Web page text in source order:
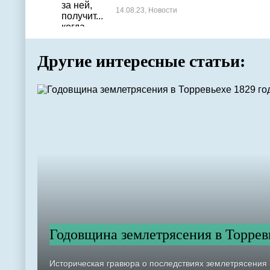
14.08.23, Новости
Другие интересные статьи:
Годовщина землетрясения в
Историческая гравюра о последствиях